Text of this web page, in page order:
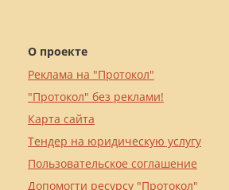
О проекте
Реклама на "Протокол"
"Протокол" без реклами!
Карта сайта
Тендер на юридическую услугу
Пользовательское соглашение
Допомогти ресурсу "Протокол"